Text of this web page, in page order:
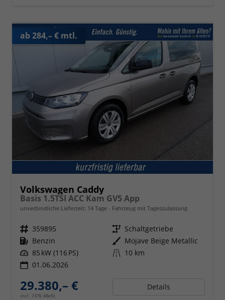
ab 284,– € mtl.
Volkswagen Caddy
Basis 1.5TSI ACC Kam GV5 App
unverbindliche Lieferzeit: 14 Tage Fahrzeug mit Tageszulassung
Fahrzeugnr. 359895 Getriebe Schaltgetriebe
Kraftstoff Benzin Außenfarbe Mojave Beige Metallic
Leistung 85 kW (116 PS) Kilometerstand 10 km
01.06.2026
29.380,– €
incl. 19% MwSt.
Details